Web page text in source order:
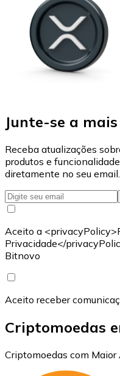
Junte-se a
Receba atualizações
produtos e
diretamente no seu email.
Aceito a
Privacidade</
Bitnovo
Aceito receber
Criptomoedas
Criptomoedas com Maior